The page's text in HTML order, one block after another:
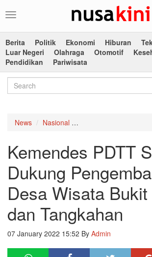
Toggle
Berita
Politik Ekonomi Hiburan
Luar Negeri
Olahraga Otomotif
Pendidikan
Pariwisata
News Nasional
Kemendes PDTT
Dukung
Desa Wisata Bukit
dan Tangkahan
07 January 2022 15:52 By Admin